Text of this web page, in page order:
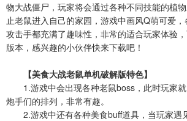
物大战僵尸，玩家将会通过各种不同技能的植
止老鼠进入自己的家园，游戏中画风Q萌可爱
攻击手都充满了趣味性，非常的适合玩家体验
版本，感兴趣的小伙伴快来下载吧！
【美食大战老鼠单机破解版特色】
1.游戏中会出现各种老鼠boss，此时玩家就
炮手们的排列，非常有趣。
2.游戏中还有各种美食buff道具，当玩家遇